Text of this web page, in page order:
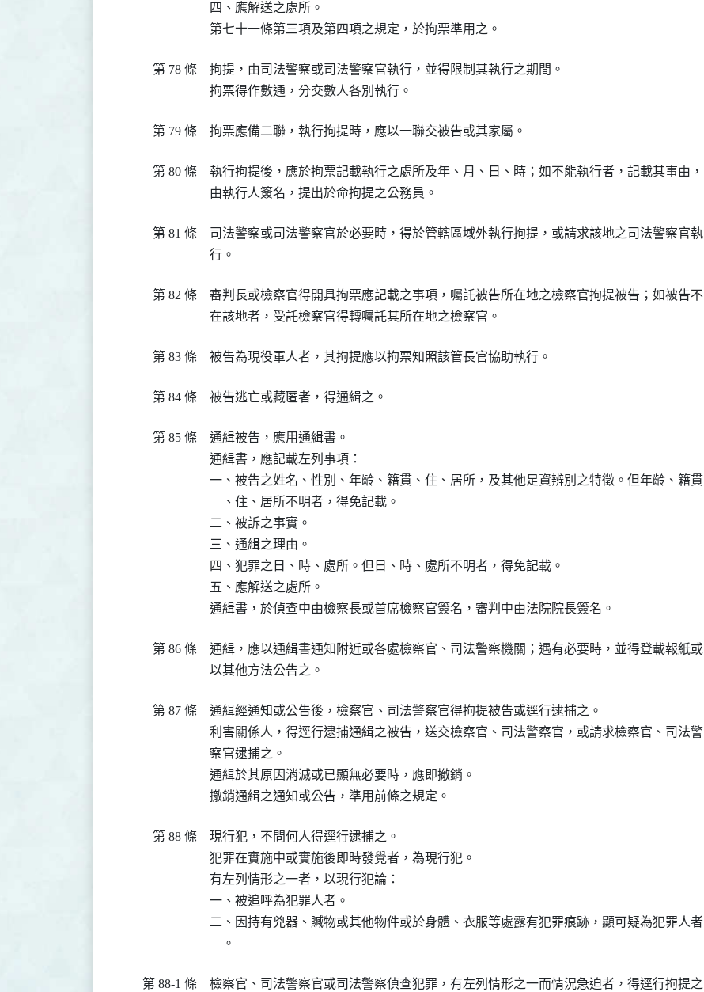
四、應解送之處所。
第七十一條第三項及第四項之規定，於拘票準用之。
第 78 條
拘提，由司法警察或司法警察官執行，並得限制其執行之期間。
拘票得作數通，分交數人各別執行。
第 79 條 拘票應備二聯，執行拘提時，應以一聯交被告或其家屬。
第 80 條
執行拘提後，應於拘票記載執行之處所及年、月、日、時；如不能執行者，記載其事由，
由執行人簽名，提出於命拘提之公務員。
第 81 條
司法警察或司法警察官於必要時，得於管轄區域外執行拘提，或請求該地之司法警察官執
行。
第 82 條
審判長或檢察官得開具拘票應記載之事項，囑託被告所在地之檢察官拘提被告；如被告不
在該地者，受託檢察官得轉囑託其所在地之檢察官。
第 83 條 被告為現役軍人者，其拘提應以拘票知照該管長官協助執行。
第 84 條 被告逃亡或藏匿者，得通緝之。
第 85 條
通緝被告，應用通緝書。
通緝書，應記載左列事項：
一、被告之姓名、性別、年齡、籍貫、住、居所，及其他足資辨別之特徵。但年齡、籍貫
    、住、居所不明者，得免記載。
二、被訴之事實。
三、通緝之理由。
四、犯罪之日、時、處所。但日、時、處所不明者，得免記載。
五、應解送之處所。
通緝書，於偵查中由檢察長或首席檢察官簽名，審判中由法院院長簽名。
第 86 條
通緝，應以通緝書通知附近或各處檢察官、司法警察機關；遇有必要時，並得登載報紙或
以其他方法公告之。
第 87 條
通緝經通知或公告後，檢察官、司法警察官得拘提被告或逕行逮捕之。
利害關係人，得逕行逮捕通緝之被告，送交檢察官、司法警察官，或請求檢察官、司法警
察官逮捕之。
通緝於其原因消滅或已顯無必要時，應即撤銷。
撤銷通緝之通知或公告，準用前條之規定。
第 88 條
現行犯，不問何人得逕行逮捕之。
犯罪在實施中或實施後即時發覺者，為現行犯。
有左列情形之一者，以現行犯論：
一、被追呼為犯罪人者。
二、因持有兇器、贓物或其他物件或於身體、衣服等處露有犯罪痕跡，顯可疑為犯罪人者
    。
第 88-1 條
檢察官、司法警察官或司法警察偵查犯罪，有左列情形之一而情況急迫者，得逕行拘提之